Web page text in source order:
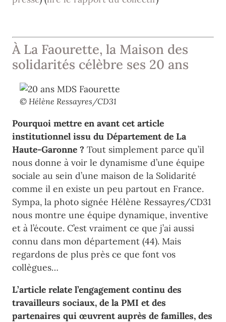
À La Faourette, la Maison des
solidarités célèbre ses 20 ans
© Hélène Ressayres/CD31
Pourquoi mettre en avant cet article
institutionnel issu du Département de La
Haute-Garonne ? Tout simplement parce qu’il
nous donne à voir le dynamisme d’une équipe
sociale au sein d’une maison de la Solidarité
comme il en existe un peu partout en France.
Sympa, la photo signée Hélène Ressayres/CD31
nous montre une équipe dynamique, inventive
et à l’écoute. C’est vraiment ce que j’ai aussi
connu dans mon département (44). Mais
regardons de plus près ce que font vos
collègues…
L’article relate l’engagement continu des
travailleurs sociaux, de la PMI et des
partenaires qui œuvrent auprès de familles, des